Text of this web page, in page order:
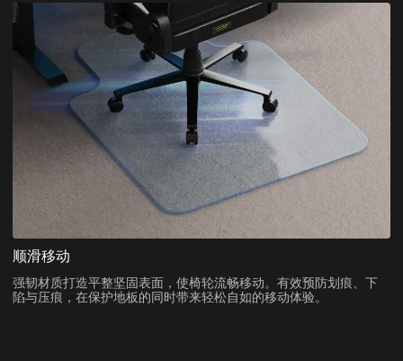
顺滑移动
强韧材质打造平整坚固表面，使椅轮流畅移动。有效预防划痕、下
陷与压痕，在保护地板的同时带来轻松自如的移动体验。